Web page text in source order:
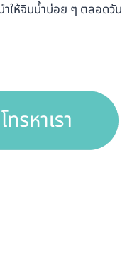
ำให้จิบน้ำบ่อย ๆ ตลอดวัน